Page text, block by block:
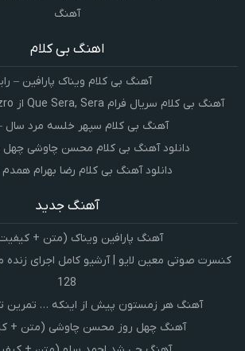
آهنگ
اهنگ بی کلام
آهنگ بی کلام ویناک پارافین –
آهنگ بی کلام سریال فرام Que Sera, Sera از Jack Jezzro – رایگان
آهنگ بی کلام سپهر خلسه مرد سال –
دانلود آهنگ بی کلام محسن چاوشی چهل
دانلود آهنگ بی کلام رضا بهرام همدم
آهنگ جدید
آهنگ پارافین ویناک (متن +
128
آهنگ هر زمستون پیش از اینکه … تمرین
آهنگ چهل روز محسن چاوشی (متن +